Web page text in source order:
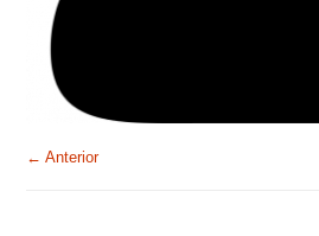
← Anterior